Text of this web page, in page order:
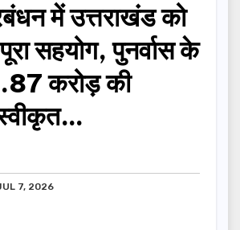
में उत्तराखंड को
सहयोग, पुनर्वास के
करोड़ की
7, 2026